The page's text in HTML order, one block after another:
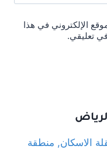
الإلكتروني في هذا
تعليقي.
الاسكان, منطقة